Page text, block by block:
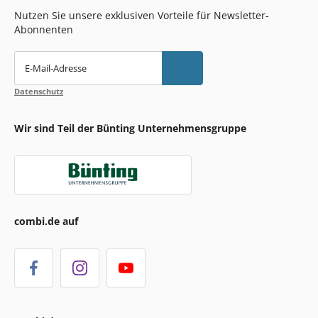
Nutzen Sie unsere exklusiven Vorteile für Newsletter-
Abonnenten
E-Mail-Adresse
Datenschutz
Wir sind Teil der Bünting Unternehmensgruppe
combi.de auf